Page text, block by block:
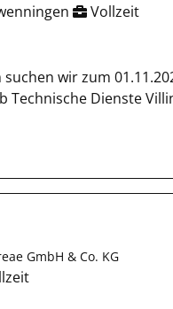
Vollzeit
wir zum
Technische Dienste
GmbH & Co. KG